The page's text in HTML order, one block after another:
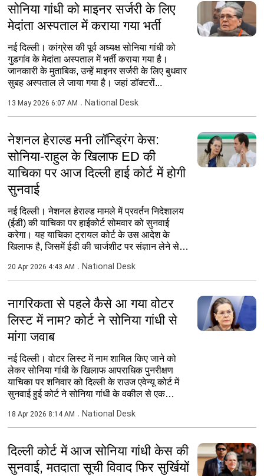
सोनिया गांधी को माइनर सर्जरी के लिए
मेदांता अस्पताल में कराया गया भर्ती
नई दिल्ली। कांग्रेस की पूर्व अध्यक्ष सोनिया गांधी को
गुडगांव के मेदांता अस्पताल में भर्ती कराया गया है।
जानकारी के मुताबिक, उन्हें माइनर सर्जरी के लिए बुधवार
सुबह अस्पताल ले जाया गया है। जहां डॉक्टरों...
13 May 2026 6:07 AM National Desk
नेशनल हेराल्ड मनी लॉन्ड्रिंग केस:
सोनिया-राहुल के खिलाफ ED की
याचिका पर आज दिल्ली हाई कोर्ट में होगी
सुनवाई
नई दिल्ली। नेशनल हेराल्ड मामले में प्रवर्तन निदेशालय
(ईडी) की याचिका पर हाईकोर्ट सोमवार को सुनवाई
करेगा। यह याचिका ट्रायल कोर्ट के उस आदेश के
खिलाफ है, जिसमें ईडी की चार्जशीट पर संज्ञान लेने से
20 Apr 2026 4:43 AM National Desk
नागरिकता से पहले कैसे आ गया वोटर
लिस्ट में नाम? कोर्ट ने सोनिया गांधी से
मांगा जवाब
नई दिल्ली। वोटर लिस्ट में नाम शामिल किए जाने को
लेकर सोनिया गांधी के खिलाफ आपराधिक पुनरीक्षण
याचिका पर शनिवार को दिल्ली के राउज एवेन्यू कोर्ट में
सुनवाई हुई कोर्ट ने सोनिया गांधी के वकील से एक
18 Apr 2026 8:14 AM National Desk
दिल्ली कोर्ट में आज सोनिया गांधी केस की
सुनवाई, मतदाता सूची विवाद फिर सुर्खियों